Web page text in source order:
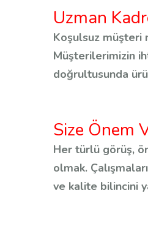
Uzman
Koşulsuz müşteri
Müşterilerimizin
doğrultusunda
Size Önem
Her türlü görüş,
olmak.
ve kalite bilincini